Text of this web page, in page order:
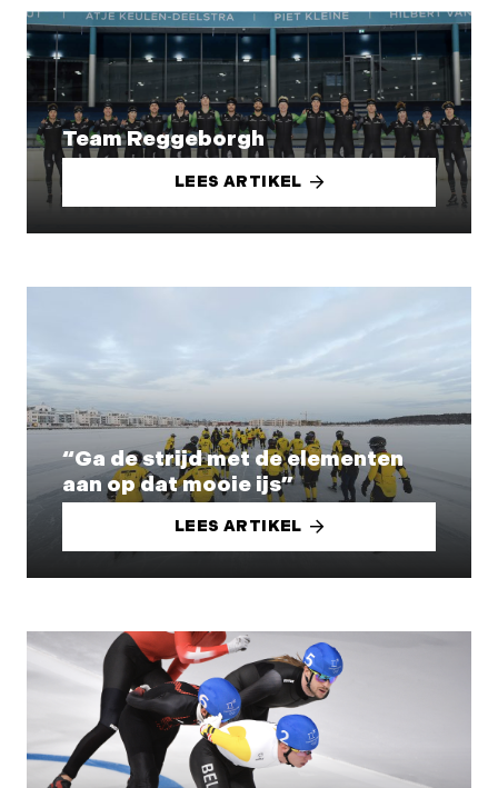
Team Reggeborgh
LEES ARTIKEL
“Ga de strijd met de elementen
aan op dat mooie ijs”
LEES ARTIKEL